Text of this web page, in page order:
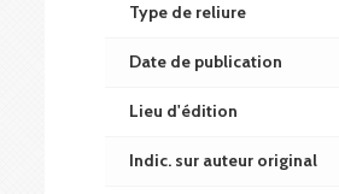
Type de reliure
Date de publication
Lieu d'édition
Indic. sur auteur original